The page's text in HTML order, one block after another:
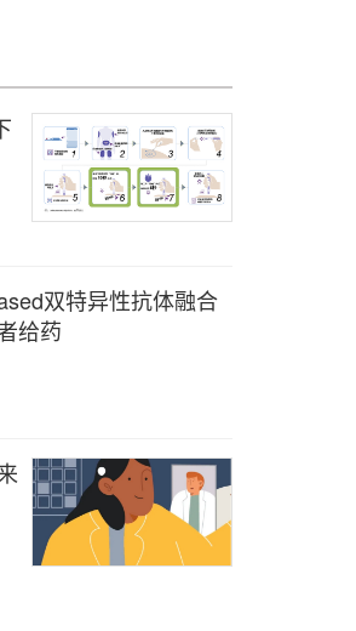
双特异性抗体融合
给药